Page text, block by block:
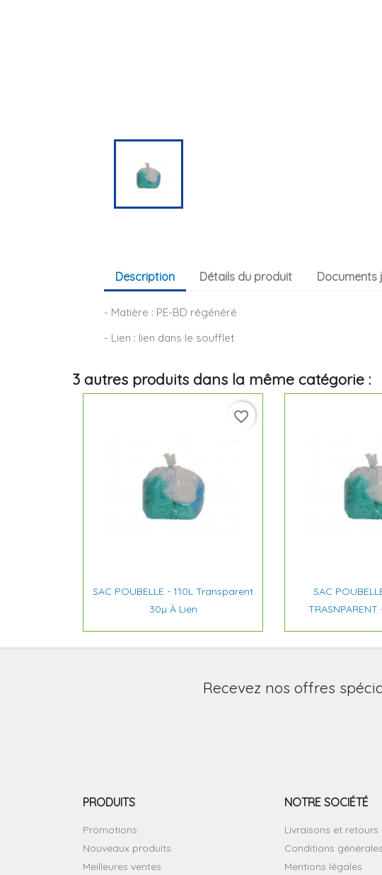
Description Détails du produit Documents
- Matière : PE-BD régénéré
- Lien : lien dans le soufflet
3 autres produits dans la même catégorie :
Aperçu rapide
SAC POUBELLE - 110L Transparent
30µ À Lien
favorite_border

SAC
Recevez nos offres
PRODUITS
Promotions
Nouveaux produits
Meilleures ventes
NOTRE SOCIÉTÉ
Livraisons et retours
Conditions
Mentions légales